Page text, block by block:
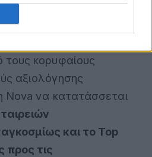
και κοινωνικού
αυτή στη βιώσιμη
τους κορυφαίους
αξιολόγησης
Nova να κατατάσσεται
και το Top
προς τις